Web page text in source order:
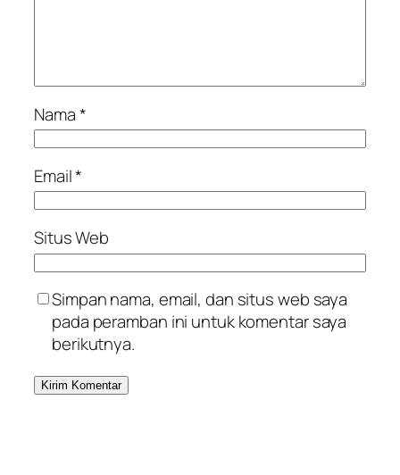
Nama*
Email*
Situs Web
Simpan nama, email, dan situs web saya
pada peramban ini untuk komentar saya
berikutnya.